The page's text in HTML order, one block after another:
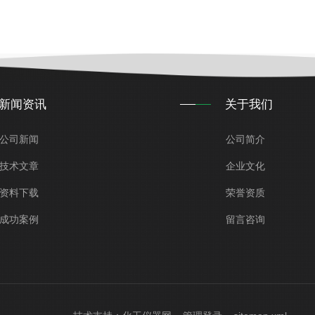
新闻资讯
公司新闻
技术文章
资料下载
成功案例
关于我们
公司简介
企业文化
荣誉资质
留言咨询